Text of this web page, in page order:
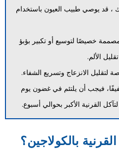
، قد يوصي طبيب العيون باستخدام
خصيصًا لتوسيع أو تكبير بؤبؤ
الألم.
لتقليل الانزعاج وتسريع الشفاء.
فيجب أن يلتئم في غضون يوم
القرنية الأكبر بحوالي أسبوع.
بالكولاجين؟